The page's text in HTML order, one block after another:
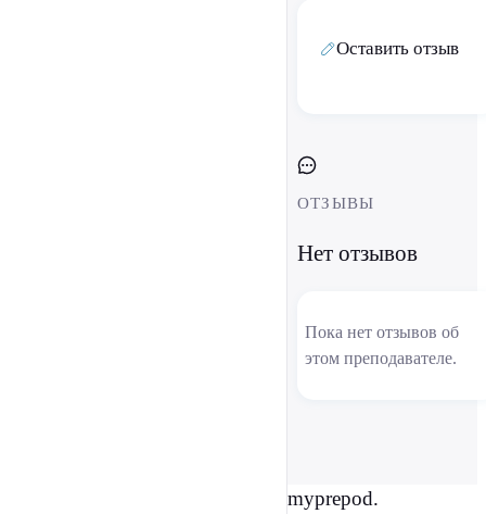
Оставить отзыв
ОТЗЫВЫ
Нет отзывов
Пока нет отзывов об
этом преподавателе.
myprepod.